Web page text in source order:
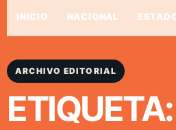
INICIO NACIONAL
ARCHIVO EDITORIAL
ETIQUETA: